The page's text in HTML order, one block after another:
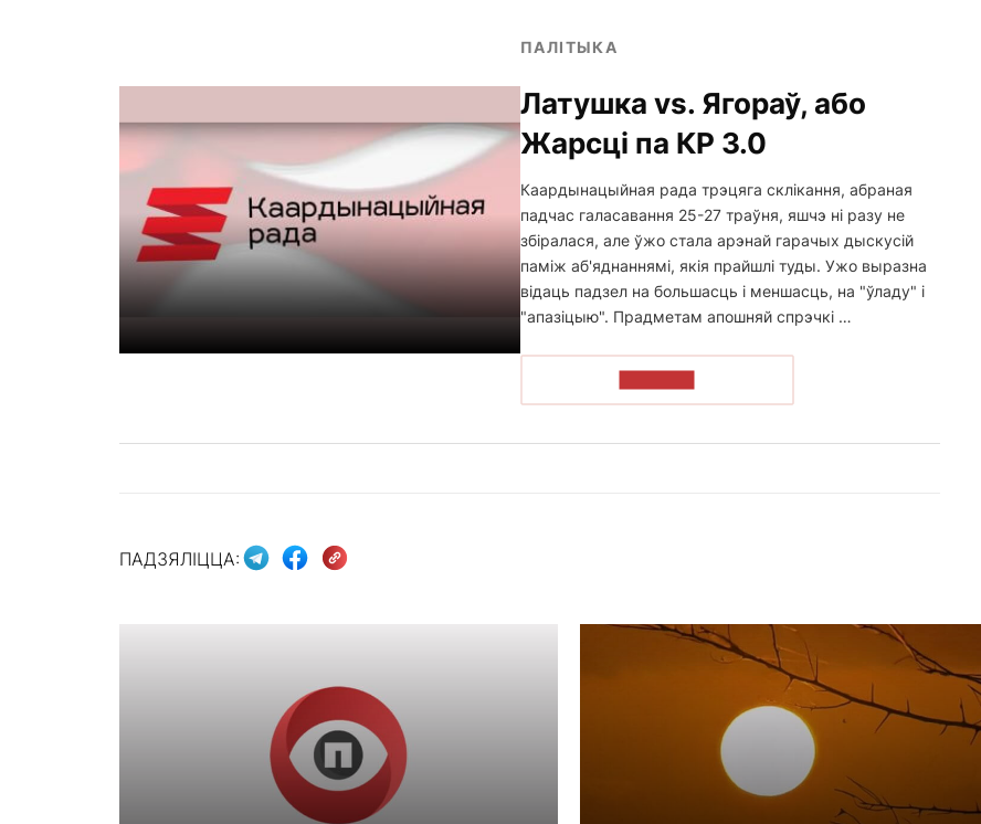
ПАЛІТЫКА
Латушка vs. Ягораў, або
Жарсці па КР 3.0
Каардынацыйная рада трэцяга склікання, абраная
падчас галасавання 25-27 траўня, яшчэ ні разу не
збіралася, але ўжо стала арэнай гарачых дыскусій
паміж аб'яднаннямі, якія прайшлі туды. Ужо выразна
відаць падзел на большасць і меншасць, на "ўладу" і
"апазіцыю". Прадметам апошняй спрэчкі …
ПАДЗЯЛІЦЦА: